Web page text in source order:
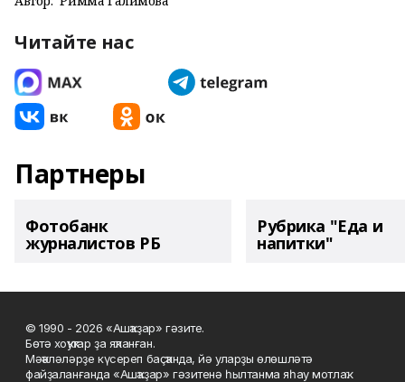
Читайте нас
Партнеры
Фотобанк
журналистов РБ
Рубрика "Еда и
напитки"
© 1990 - 2026 «Ашҡаҙар» гәзите.
Бөтә хоҡуҡтар ҙа яҡланған.
Мәҡәләләрҙе күсереп баҫҡанда, йә уларҙы өлөшләтә
файҙаланғанда «Ашҡаҙар» гәзитенә һылтанма яһау мотлаҡ.